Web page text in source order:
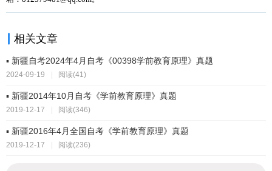
相关文章
▪ 新疆自考2024年4月自考《00398学前教育原理》真题
2024-09-19 阅读(41)
▪ 新疆2014年10月自考《学前教育原理》真题
2019-12-17 阅读(346)
▪ 新疆2016年4月全国自考《学前教育原理》真题
2019-12-17 | 阅读(236)